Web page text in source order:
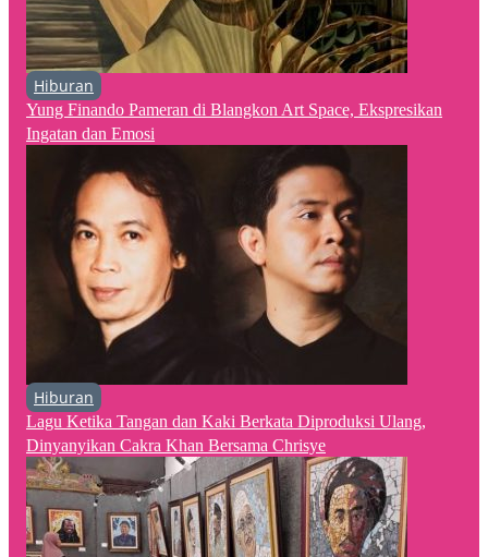
Hiburan
Yung Finando Pameran di Blangkon Art Space, Ekspresikan
Ingatan dan Emosi
Hiburan
Lagu Ketika Tangan dan Kaki Berkata Diproduksi Ulang,
Dinyanyikan Cakra Khan Bersama Chrisye